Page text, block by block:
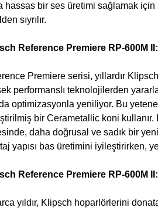
hassas bir ses üretimi sağlamak
sıyrılır.
Reference Premiere RP-600M
Premiere serisi, yıllardır
performanslı teknolojilerden
optimizasyonla yeniliyor. Bu
bir Cerametallic koni
daha doğrusal ve sadık bir
yapısı bas üretimini iyileştirirken,
Reference Premiere RP-600M
yıldır, Klipsch hoparlörlerini